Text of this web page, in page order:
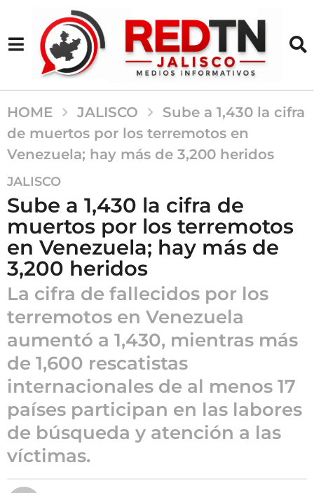
HOME JALISCO
Sube a 1,430 la cifra
de muertos por los terremotos en
Venezuela; hay más de 3,200 heridos
1
m
e
s
a
g
o
m
s
a
g
o
JALISCO
Sube a 1,430 la cifra de
muertos por los terremotos
en Venezuela; hay más de
3,200 heridos
La cifra de fallecidos por los
terremotos en Venezuela
aumentó a 1,430, mientras más
de 1,600 rescatistas
internacionales de al menos 17
países participan en las labores
de búsqueda y atención a las
víctimas.